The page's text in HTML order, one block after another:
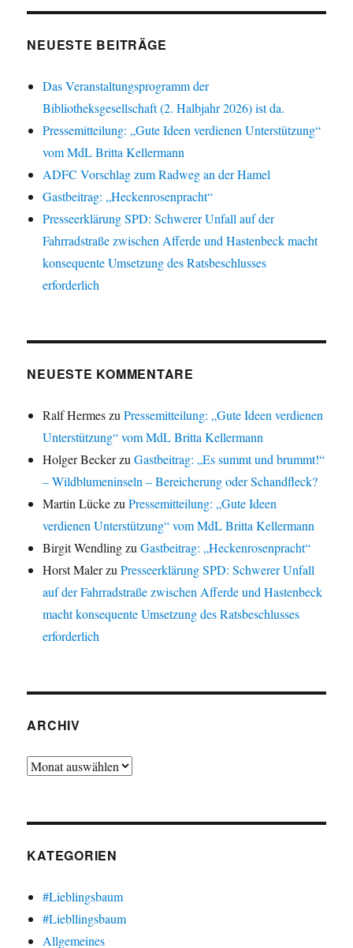
NEUESTE BEITRÄGE
Das Veranstaltungsprogramm der
Bibliotheksgesellschaft (2. Halbjahr 2026) ist da.
Pressemitteilung: „Gute Ideen verdienen Unterstützung“
vom MdL Britta Kellermann
ADFC Vorschlag zum Radweg an der Hamel
Gastbeitrag: „Heckenrosenpracht“
Presseerklärung SPD: Schwerer Unfall auf der
Fahrradstraße zwischen Afferde und Hastenbeck macht
konsequente Umsetzung des Ratsbeschlusses
erforderlich
NEUESTE KOMMENTARE
Ralf HermeszuPressemitteilung: „Gute Ideen verdienen
Unterstützung“ vom MdL Britta Kellermann
Holger BeckerzuGastbeitrag: „Es summt und brummt!“
– Wildblumeninseln – Bereicherung oder Schandfleck?
Martin LückezuPressemitteilung: „Gute Ideen
verdienen Unterstützung“ vom MdL Britta Kellermann
Birgit WendlingzuGastbeitrag: „Heckenrosenpracht“
Horst MalerzuPresseerklärung SPD: Schwerer Unfall
auf der Fahrradstraße zwischen Afferde und Hastenbeck
macht konsequente Umsetzung des Ratsbeschlusses
erforderlich
ARCHIV
Archiv
KATEGORIEN
#Lieblingsbaum
#Liebllingsbaum
Allgemeines